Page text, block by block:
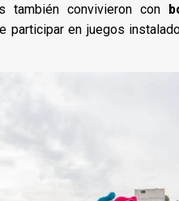
también convivieron con
participar en juegos